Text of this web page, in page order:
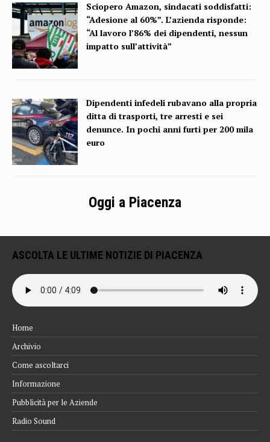
Sciopero Amazon, sindacati soddisfatti:
“Adesione al 60%”. L’azienda risponde:
“Al lavoro l’86% dei dipendenti, nessun
impatto sull’attività”
Dipendenti infedeli rubavano alla propria
ditta di trasporti, tre arresti e sei
denunce. In pochi anni furti per 200 mila
euro
Oggi a Piacenza
ASCOLTA LE ULTIME NOTIZIE DI PIACENZA
Home
Archivio
Come ascoltarci
Informazione
Pubblicità per le Aziende
Radio Sound